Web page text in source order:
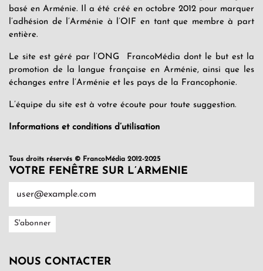
basé en Arménie. Il a été créé en octobre 2012 pour marquer
l’adhésion de l’Arménie à l’OIF en tant que membre à part
entière.
Le site est géré par l’ONG FrancoMédia dont le but est la
promotion de la langue française en Arménie, ainsi que les
échanges entre l’Arménie et les pays de la Francophonie.
L’équipe du site est à votre écoute pour toute suggestion.
Informations et conditions d’utilisation
Tous droits réservés © FrancoMédia 2012-2025
VOTRE FENÊTRE SUR L’ARMENIE
NOUS CONTACTER